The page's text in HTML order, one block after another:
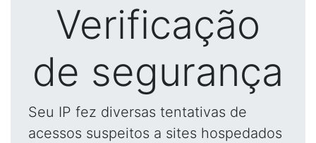
Verificação
de segurança
Seu IP fez diversas tentativas de
acessos suspeitos a sites hospedados